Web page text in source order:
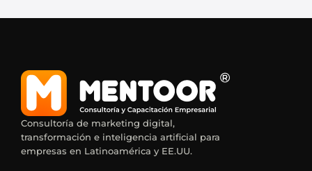
Consultoría de marketing digital,
transformación e inteligencia artificial para
empresas en Latinoamérica y EE.UU.